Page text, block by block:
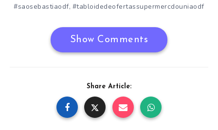
#saosebastiaodf, #tabloidedeofertassupermercdouniaodf
Show Comments
Share Article: